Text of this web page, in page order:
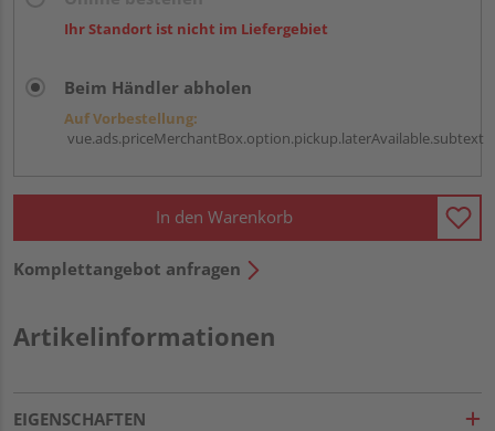
Ihr Standort ist nicht im Liefergebiet
Beim Händler abholen
Auf Vorbestellung:
vue.ads.priceMerchantBox.option.pickup.laterAvailable.subtext
In den Warenkorb
Komplettangebot anfragen
Artikelinformationen
EIGENSCHAFTEN